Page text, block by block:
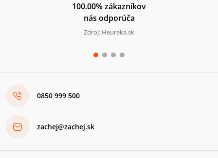
100.00% zákazníkov
nás odporúča
Zdroj: Heureka.sk
0850 999 500
zachej@zachej.sk